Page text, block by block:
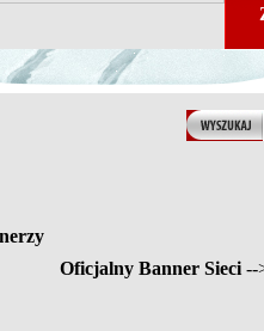
Oficjalny Banner Sieci --